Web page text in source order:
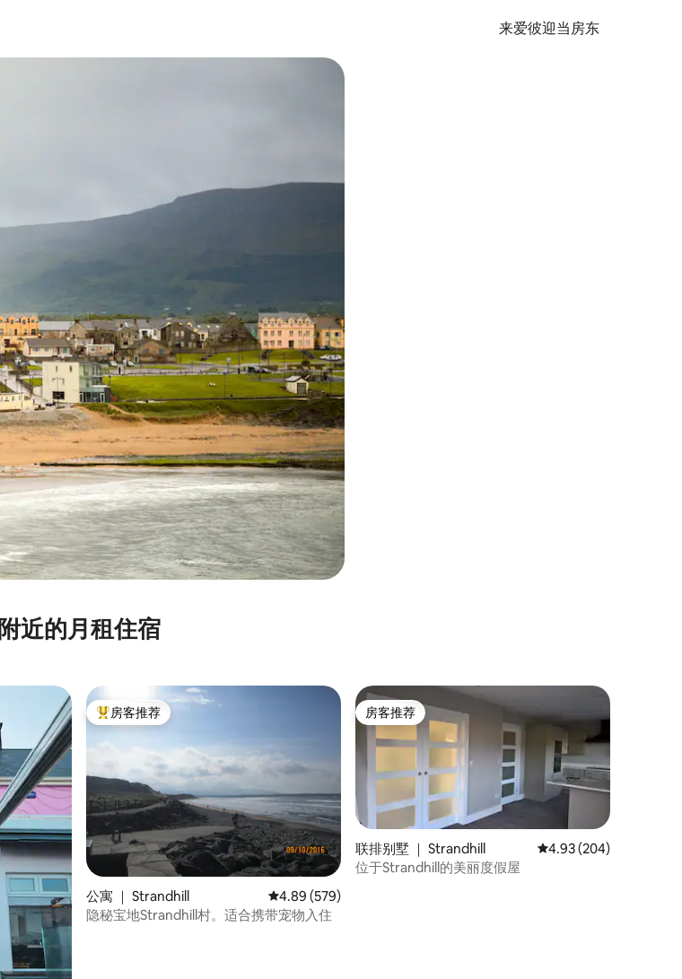
来爱彼迎当房东
附近的月租住宿
热门「房客推荐」
房客推荐
公寓 ｜ Strandhill 平均评分 4.89 分（满分 5 分），共 579 条评价
4.89 (579)
隐秘宝地Strandhill村。适合携带宠物入住
房客推荐
房客推荐
联排别墅 ｜ Strandhill 平均评分 4.93 分（满
4.93 (204)
位于Strandhill的美丽度假屋